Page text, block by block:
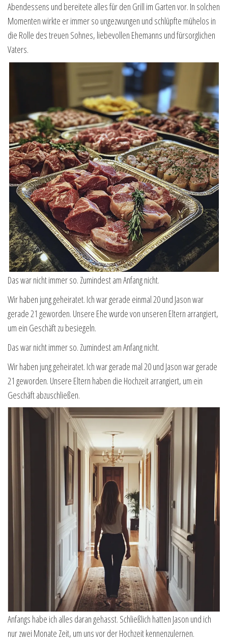
Abendessens und bereitete alles für den Grill im Garten vor. In solchen
Momenten wirkte er immer so ungezwungen und schlüpfte mühelos in
die Rolle des treuen Sohnes, liebevollen Ehemanns und fürsorglichen
Vaters.
Das war nicht immer so. Zumindest am Anfang nicht.
Wir haben jung geheiratet. Ich war gerade einmal 20 und Jason war
gerade 21 geworden. Unsere Ehe wurde von unseren Eltern arrangiert,
um ein Geschäft zu besiegeln.
Das war nicht immer so. Zumindest am Anfang nicht.
Wir haben jung geheiratet. Ich war gerade mal 20 und Jason war gerade
21 geworden. Unsere Eltern haben die Hochzeit arrangiert, um ein
Geschäft abzuschließen.
Anfangs habe ich alles daran gehasst. Schließlich hatten Jason und ich
nur zwei Monate Zeit, um uns vor der Hochzeit kennenzulernen.